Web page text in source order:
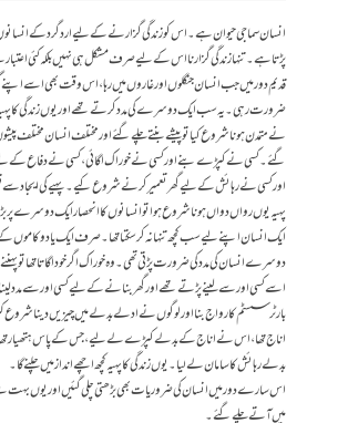
انسان سماجی حیوان ہے۔اس کو زندگی گزارنے کے لیے اردگرد کے انسانوں
پڑتاہے۔ تنہا زندگی گزارنا اس کے لیے صرف مشکل ہی نہیں بلکہ کئی
قدیم دور میں جب انسان جنگلوں اورغاروں میں رہا ،اس وقت بھی اسے اپنے
ضرورت رہی۔یہ سب ایک دوسرے کی مدد کرتے تھے اور یوں زندگی کا پہیہ
نے متمدن ہونا شروع کیا توپیشے بنتے چلے گئے اور مختلف انسان مختلف
گئے۔ کسی نے کپڑے بنے اور کسی نے خوراک اگائی ،کسی نے دفاع کے
اورکسی نے رہائش کے لیے گھر تعمیر کرنے شروع کیے۔ پہیے کی ایجاد سے
پہیہ یوں رواں دواں ہوناشروع ہوا توانسانوں کا انحصار ایک دوسرے پر
ایک انسان اپنے لیے سب کچھ تنہانہ کرسکتاتھا۔ صرف ایک یاد وکاموں
دوسرے انسان کی مددکی ضرورت پڑتی تھی۔ وہ خوراک اگر خود اگاتا
اسے کسی اورسے لینے پڑتے تھے اورگھربنانے کے لیے کسی اور سے مدد
بارٹرسسٹم کارواج بنااور لوگوں نے ادلے بدلے میں چیزیں
اناج تھا،اس نے اناج کے بدلے کپڑے لے لیے،جس کے پاس ہتھیار
بدلے رہائش کاسامان لے لیا۔ یوں زندگی کاپہیہ کچھ اچھے انداز میں چلنے گا۔
اس سارے دورمیں انسان کی ضروریات بھی بڑھتی چلی گئیں اور یوں بہت
میں آتے چلے گئے۔